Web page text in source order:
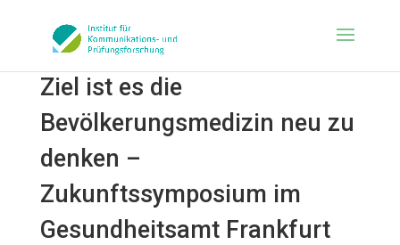
Ziel ist es die
Bevölkerungsmedizin neu zu
denken –
Zukunftssymposium im
Gesundheitsamt Frankfurt